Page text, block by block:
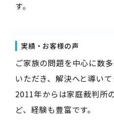
す。
実績・お客様の声
ご家族の問題を中心に数
いただき、解決へと導い
2011年からは家庭裁判所
ど、経験も豊富です。